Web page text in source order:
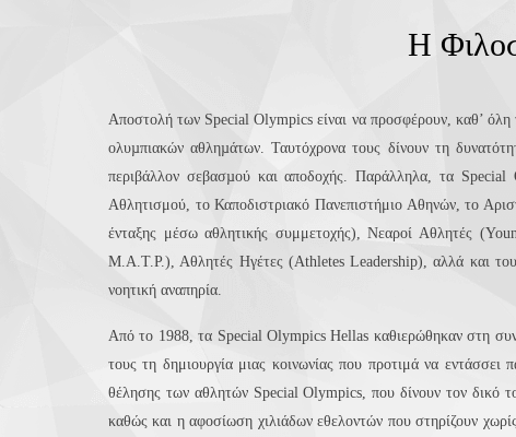
Η
Αποστολή των Special Olympics είναι να προσφέρουν, καθ’ όλη
ολυµπιακών αθληµάτων. Ταυτόχρονα τους δίνουν τη
περιβάλλον σεβασµού και αποδοχής. Παράλληλα, τα Special
Αθλητισμού, το Καποδιστριακό Πανεπιστήμιο Αθηνών, το
ένταξης μέσω αθλητικής συμμετοχής), Νεαροί Αθλητές
M.A.T.P.), Αθλητές Ηγέτες (Athletes Leadership), αλλά και
νοητική αναπηρία.
Από το 1988, τα Special Olympics Hellas καθιερώθηκαν στη
τους τη δημιουργία μιας κοινωνίας που προτιμά να
θέλησης των αθλητών Special Olympics, που δίνουν τον δικό
καθώς και η αφοσίωση χιλιάδων εθελοντών που στηρίζουν